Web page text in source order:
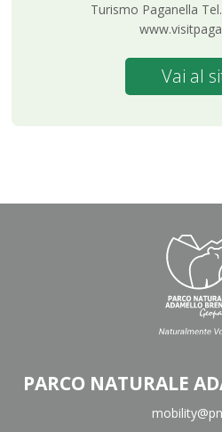
Turismo Paganella
Vai al
PARCO NATURALE